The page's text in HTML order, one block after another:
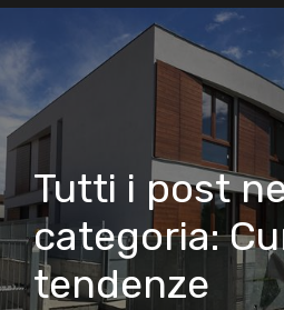
Tutti i post
categoria:
tendenze